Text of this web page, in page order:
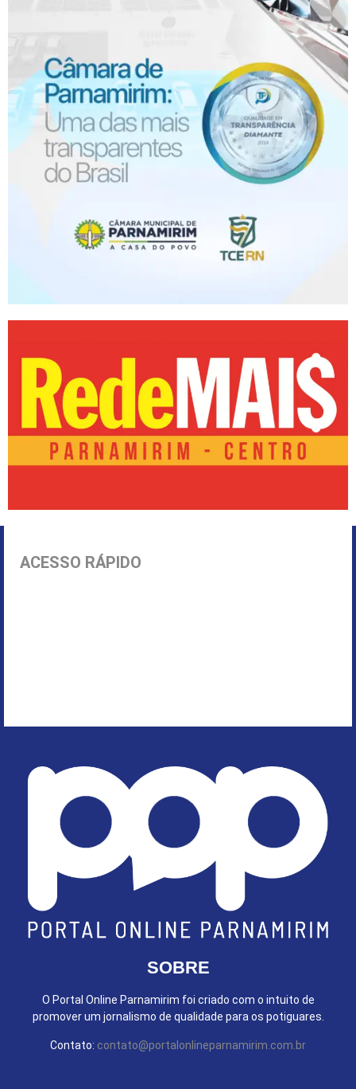
ACESSO RÁPIDO
SOBRE
O Portal Online Parnamirim foi criado com o intuito de
promover um jornalismo de qualidade para os potiguares.
Contato: contato@portalonlineparnamirim.com.br